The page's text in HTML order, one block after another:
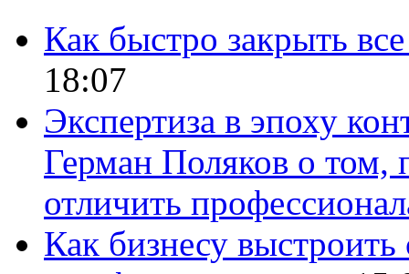
Как быстро закрыть
18:07
Экспертиза в эпоху
Герман Поляков о том,
отличить
Как бизнесу